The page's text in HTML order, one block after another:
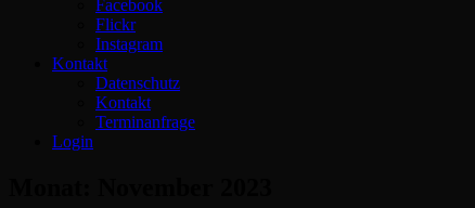
Facebook
Flickr
Instagram
Kontakt
Datenschutz
Kontakt
Terminanfrage
Login